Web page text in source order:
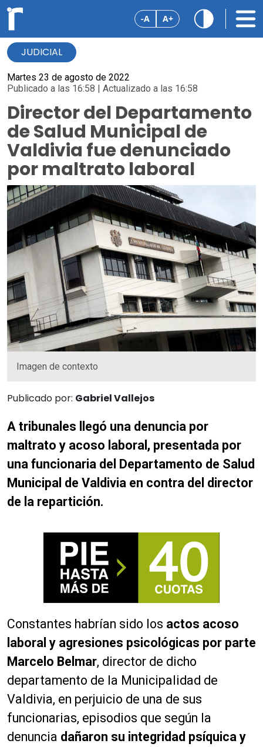
-A A+
JUDICIAL
Martes 23 de agosto de 2022
Publicado a las 16:58 | Actualizado a las 16:58
Director del Departamento
de Salud Municipal de
Valdivia fue denunciado
por maltrato laboral
Imagen de contexto
Publicado por: Gabriel Vallejos
A tribunales llegó una denuncia por
maltrato y acoso laboral, presentada por
una funcionaria del Departamento de Salud
Municipal de Valdivia en contra del director
de la repartición.
Constantes habrían sido los actos acoso
laboral y agresiones psicológicas por parte
Marcelo Belmar, director de dicho
departamento de la Municipalidad de
Valdivia, en perjuicio de una de sus
funcionarias, episodios que según la
denuncia dañaron su integridad psíquica y